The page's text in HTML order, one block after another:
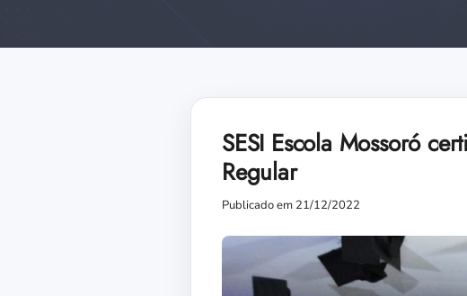
SESI Escola Mossoró
Regular
Publicado em 21/12/2022